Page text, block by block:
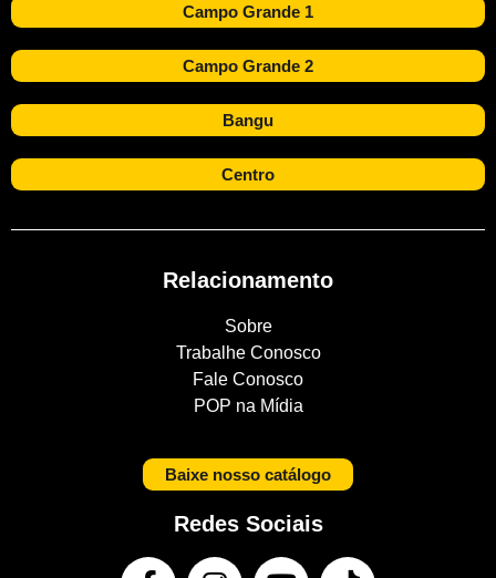
Campo Grande 1
Campo Grande 2
Bangu
Centro
Relacionamento
Sobre
Trabalhe Conosco
Fale Conosco
POP na Mídia
Baixe nosso catálogo
Redes Sociais